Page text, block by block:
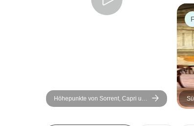
Höhepunkte von Sorrent, Capri und
der Amalfiküste (Private Rundreise)
F